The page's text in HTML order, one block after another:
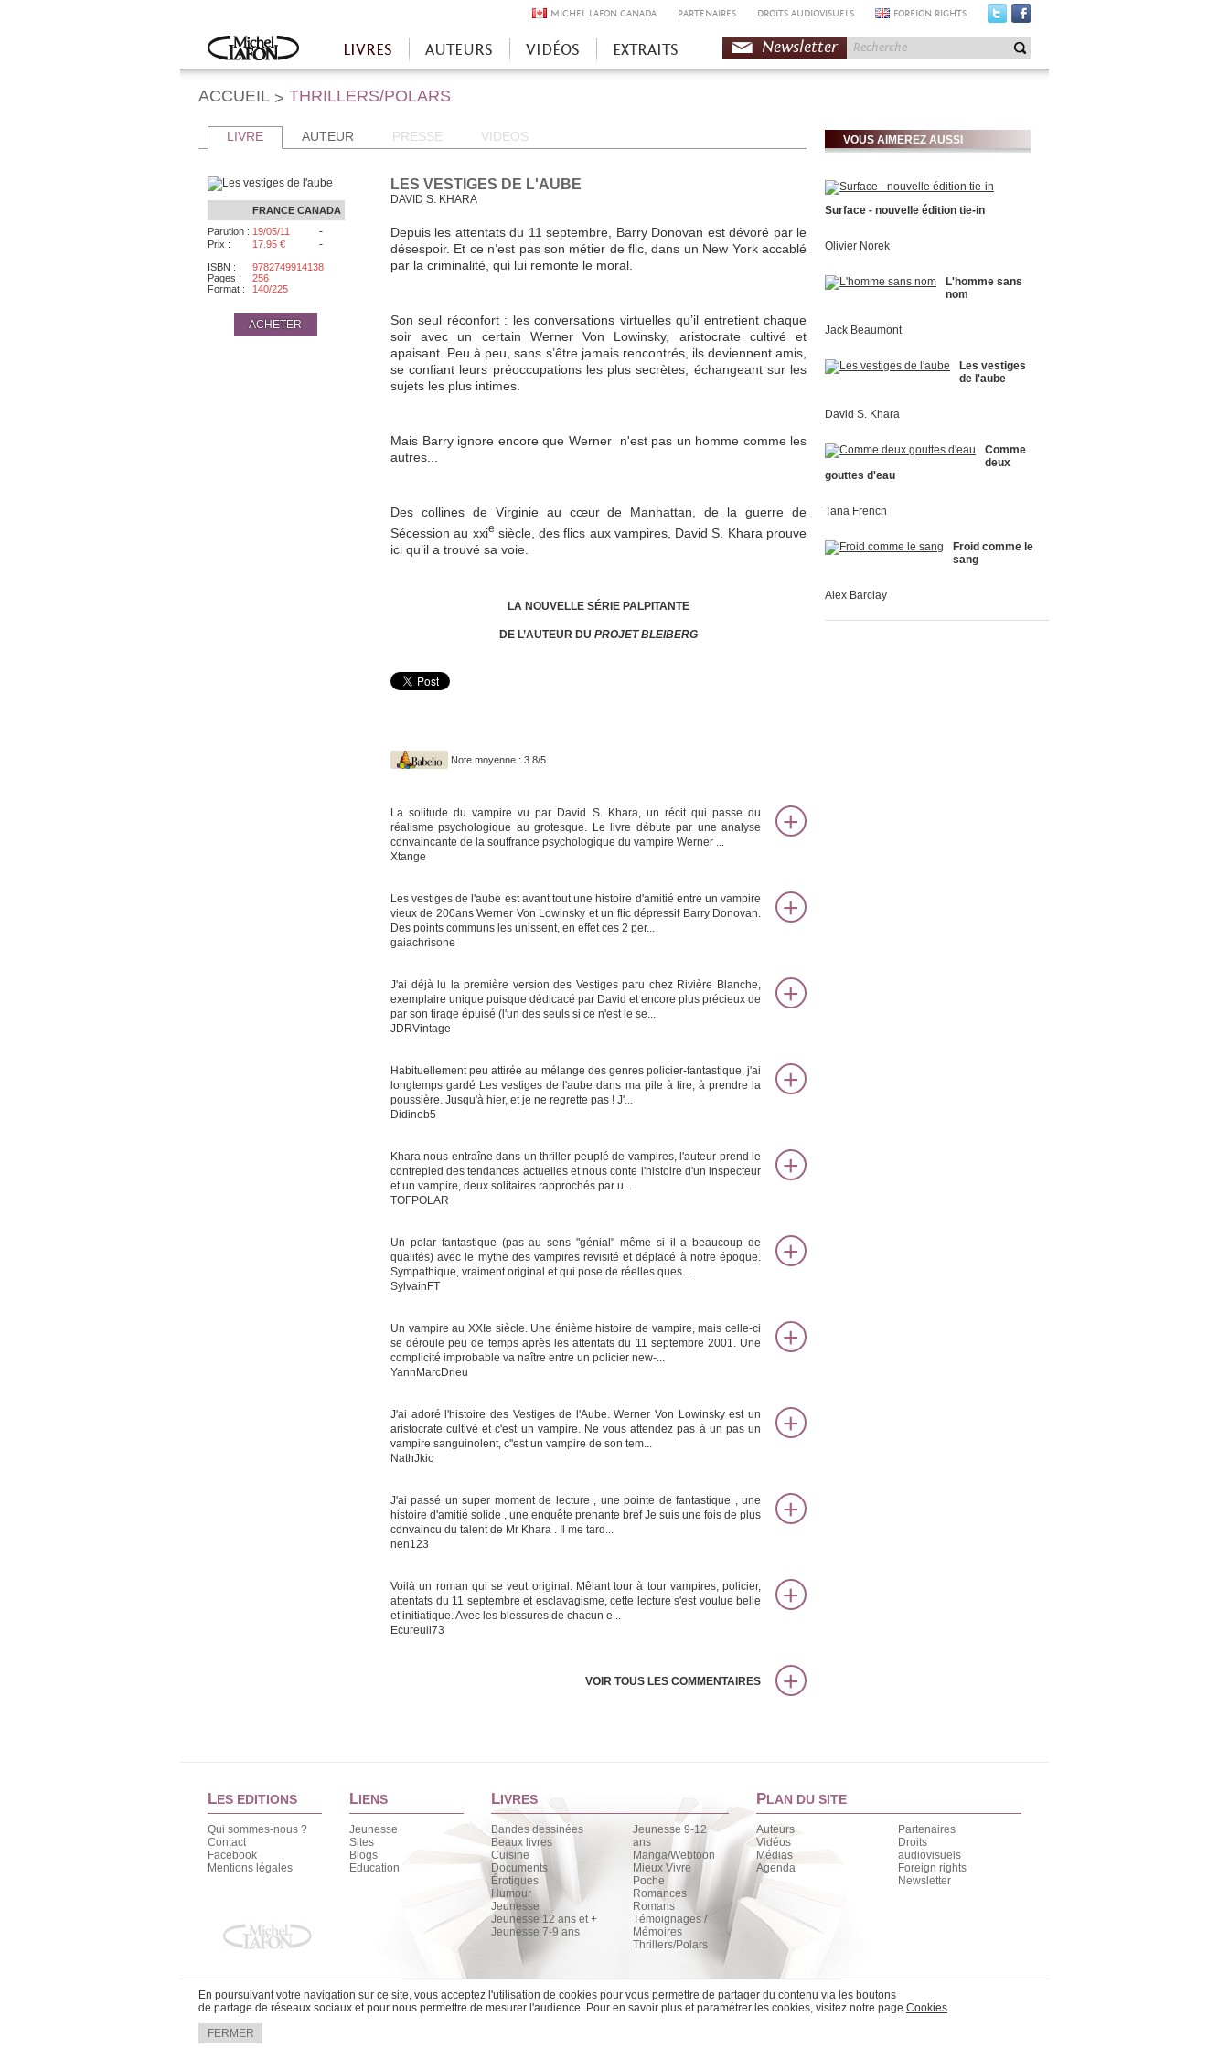
MICHEL LAFON CANADA PARTENAIRES DROITS AUDIOVISUELS FOREIGN RIGHTS
Accueil
LIVRES AUTEURS VIDÉOS EXTRAITS Newsletter
ACCUEIL > THRILLERS/POLARS
LIVRE AUTEUR PRESSE VIDEOS
FRANCE CANADA
Parution : 19/05/11 -
Prix : 17.95 € -
ISBN :
9782749914138
Pages :
256
Format :
140/225
ACHETER
LES VESTIGES DE L'AUBE
DAVID S. KHARA
Depuis les attentats du 11 septembre, Barry Donovan est dévoré par le
désespoir. Et ce n’est pas son métier de flic, dans un New York accablé
par la criminalité, qui lui remonte le moral.
Son seul réconfort : les conversations virtuelles qu’il entretient chaque
soir avec un certain Werner Von Lowinsky, aristocrate cultivé et
apaisant. Peu à peu, sans s’être jamais rencontrés, ils deviennent amis,
se confiant leurs préoccupations les plus secrètes, échangeant sur les
sujets les plus intimes.
Mais Barry ignore encore que Werner n'est pas un homme comme les
autres...
Des collines de Virginie au cœur de Manhattan, de la guerre de
Sécession au xxie siècle, des flics aux vampires, David S. Khara prouve
ici qu’il a trouvé sa voie.
LA NOUVELLE SÉRIE PALPITANTE
DE L’AUTEUR DU PROJET BLEIBERG
Note moyenne : 3.8/5.
La solitude du vampire vu par David S. Khara, un récit qui passe du
réalisme psychologique au grotesque. Le livre débute par une analyse
convaincante de la souffrance psychologique du vampire Werner ...
Xtange
Les vestiges de l'aube est avant tout une histoire d'amitié entre un vampire
vieux de 200ans Werner Von Lowinsky et un flic dépressif Barry Donovan.
Des points communs les unissent, en effet ces 2 per...
gaiachrisone
J'ai déjà lu la première version des Vestiges paru chez Rivière Blanche,
exemplaire unique puisque dédicacé par David et encore plus précieux de
par son tirage épuisé (l'un des seuls si ce n'est le se...
JDRVintage
Habituellement peu attirée au mélange des genres policier-fantastique, j'ai
longtemps gardé Les vestiges de l'aube dans ma pile à lire, à prendre la
poussière. Jusqu'à hier, et je ne regrette pas ! J'...
Didineb5
Khara nous entraîne dans un thriller peuplé de vampires, l'auteur prend le
contrepied des tendances actuelles et nous conte l'histoire d'un inspecteur
et un vampire, deux solitaires rapprochés par u...
TOFPOLAR
Un polar fantastique (pas au sens "génial" même si il a beaucoup de
qualités) avec le mythe des vampires revisité et déplacé à notre époque.
Sympathique, vraiment original et qui pose de réelles ques...
SylvainFT
Un vampire au XXIe siècle. Une énième histoire de vampire, mais celle-ci
se déroule peu de temps après les attentats du 11 septembre 2001. Une
complicité improbable va naître entre un policier new-...
YannMarcDrieu
J'ai adoré l'histoire des Vestiges de l'Aube. Werner Von Lowinsky est un
aristocrate cultivé et c'est un vampire. Ne vous attendez pas à un pas un
vampire sanguinolent, c''est un vampire de son tem...
NathJkio
J'ai passé un super moment de lecture , une pointe de fantastique , une
histoire d'amitié solide , une enquête prenante bref Je suis une fois de plus
convaincu du talent de Mr Khara . Il me tard...
nen123
Voilà un roman qui se veut original. Mêlant tour à tour vampires, policier,
attentats du 11 septembre et esclavagisme, cette lecture s'est voulue belle
et initiatique. Avec les blessures de chacun e...
Ecureuil73
VOIR TOUS LES COMMENTAIRES
VOUS AIMEREZ AUSSI
Surface - nouvelle édition tie-in
Olivier Norek
L'homme sans
nom
Jack Beaumont
Les vestiges
de l'aube
David S. Khara
Comme
deux
gouttes d'eau
Tana French
Froid comme le
sang
Alex Barclay
LES EDITIONS
Qui sommes-nous ?
Contact
Facebook
Mentions légales
LIENS
Jeunesse
Sites
Blogs
Education
LIVRES
Bandes dessinées
Beaux livres
Cuisine
Documents
Érotiques
Humour
Jeunesse
Jeunesse 12 ans et +
Jeunesse 7-9 ans
Jeunesse 9-12
ans
Manga/Webtoon
Mieux Vivre
Poche
Romances
Romans
Témoignages /
Mémoires
Thrillers/Polars
PLAN DU SITE
Auteurs
Vidéos
Médias
Agenda
Partenaires
Droits
audiovisuels
Foreign rights
Newsletter
En poursuivant votre navigation sur ce site, vous acceptez l'utilisation de cookies pour vous permettre de partager du contenu via les boutons
de partage de réseaux sociaux et pour nous permettre de mesurer l'audience. Pour en savoir plus et paramétrer les cookies, visitez notre page Cookies
FERMER